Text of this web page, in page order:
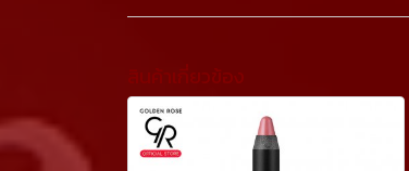
สินค้าเกี่ยวข้อง